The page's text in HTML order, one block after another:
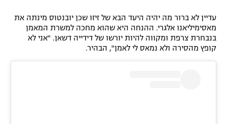
לוח דרושים – ג'ובנט
תגיות
עדיין לא ברור מה יהיה היעד הבא של זיזו שכן יובנטוס מינתה את
מאסימיליאנו אלגרי. ההנחה היא שהוא מחכה למשרת המאמן
בנבחרת צרפת ומקווה להיות יורשו של דידייה דשאן. "אני לא
קופץ מהסירה ולא נמאס לי לאמן", הבהיר.